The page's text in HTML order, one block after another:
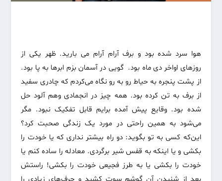
هوا سرد شده بود و برف آرام آرام می بارید. ظهر یکی از
روزهای اواخر دی ماه بود. گویی در آسمان بزم ابرها به پا بود.
از پشت پنجره به حیاط رو به رو نگاه می‌کردم که چادری سفید
از برف به تن کرده بود. همه چیز در انجمادی وهم آلود حل
شده بود. وقایع پیش آمده برایم قابل تفکیک نبود. مگر
می‌شود به همین راحتی در مورد یک زندگی صحبت کرد؟
این‌که کسی به تو بگوید: دو راه بیشتر نداری که یا خودت را
بکشی و یا اینکه به قفس شیر برگردی. معادله را ساده کنم یا
خودت را بکشی یا به طرز فجیعی خودت را بکشی! راستش